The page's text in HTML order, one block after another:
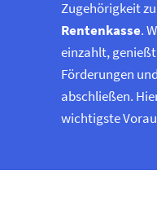
Zugehörigkeit
Rentenkasse.
einzahlt,
Förderungen
abschließen.
wichtigste